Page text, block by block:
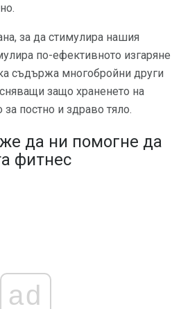
за да стимулира нашия
по-ефективното изгаряне
съдържа многобройни други
защо храненето на
постно и здраво тяло.
да ни помогне да
фитнес
ad